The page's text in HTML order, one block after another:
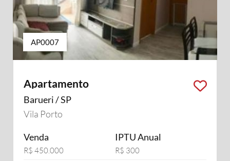
AP0007
Apartamento
Barueri / SP
Vila Porto
Venda
R$ 450.000
IPTU Anual
R$ 300